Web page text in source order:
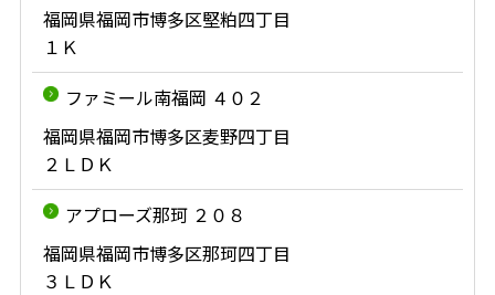
福岡県福岡市博多区堅粕四丁目
１Ｋ
ファミール南福岡 ４０２
福岡県福岡市博多区麦野四丁目
２ＬＤＫ
アプローズ那珂 ２０８
福岡県福岡市博多区那珂四丁目
３ＬＤＫ